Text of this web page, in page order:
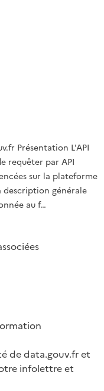
Présentation L'API
requêter par API
sur la plateforme
description générale
au f…
de data.gouv.fr et
infolettre et